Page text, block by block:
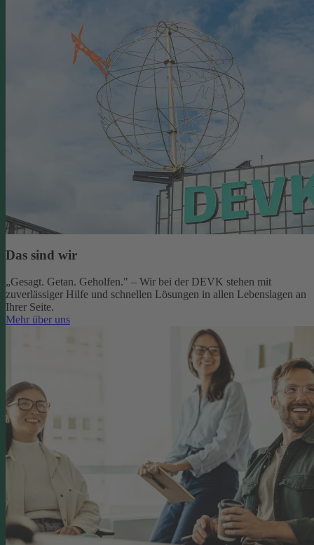
Das sind wir
„Gesagt. Getan. Geholfen." – Wir bei der DEVK stehen mit
zuverlässiger Hilfe und schnellen Lösungen in allen Lebenslagen an
Ihrer Seite.
Mehr über uns